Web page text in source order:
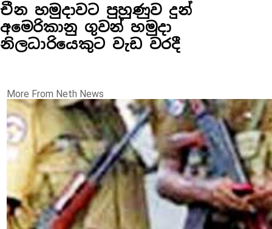
චීන හමුදාවට පුහුණුව දුන්
අමෙරිකානු ගුවන් හමුදා
නිලධාරියෙකුට වැඩ වරදී
More From Neth News